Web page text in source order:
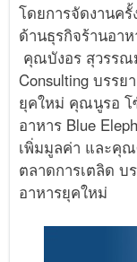
โดยการจัดงานค
ด้านธุรกิจร้านอา
คุณบังอร สุวรรณ
Consulting บรรย
ยุคใหม่ คุณนูรอ โ
อาหาร Blue
เพิ่มมูลค่า และคุ
ตลาดการเตลิด บ
อาหารยุคใหม่